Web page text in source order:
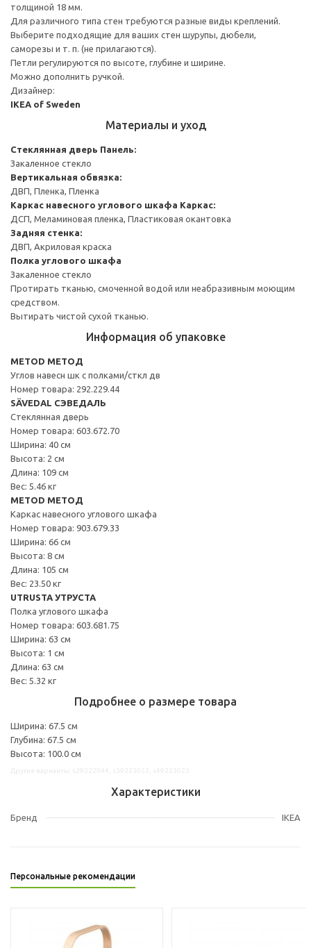
толщиной 18 мм.
Для различного типа стен требуются разные виды креплений.
Выберите подходящие для ваших стен шурупы, дюбели,
саморезы и т. п. (не прилагаются).
Петли регулируются по высоте, глубине и ширине.
Можно дополнить ручкой.
Дизайнер:
IKEA of Sweden
Материалы и уход
Стеклянная дверь Панель:
Закаленное стекло
Вертикальная обвязка:
ДВП, Пленка, Пленка
Каркас навесного углового шкафа Каркас:
ДСП, Меламиновая пленка, Пластиковая окантовка
Задняя стенка:
ДВП, Акриловая краска
Полка углового шкафа
Закаленное стекло
Протирать тканью, смоченной водой или неабразивным моющим
средством.
Вытирать чистой сухой тканью.
Информация об упаковке
METOD МЕТОД
Углов навесн шк с полками/сткл дв
Номер товара: 292.229.44
SÄVEDAL СЭВЕДАЛЬ
Стеклянная дверь
Номер товара: 603.672.70
Ширина: 40 см
Высота: 2 см
Длина: 109 см
Вес: 5.46 кг
METOD МЕТОД
Каркас навесного углового шкафа
Номер товара: 903.679.33
Ширина: 66 см
Высота: 8 см
Длина: 105 см
Вес: 23.50 кг
UTRUSTA УТРУСТА
Полка углового шкафа
Номер товара: 603.681.75
Ширина: 63 см
Высота: 1 см
Длина: 63 см
Вес: 5.32 кг
Подробнее о размере товара
Ширина: 67.5 см
Глубина: 67.5 см
Высота: 100.0 см
Характеристики
Бренд IKEA
Персональные рекомендации